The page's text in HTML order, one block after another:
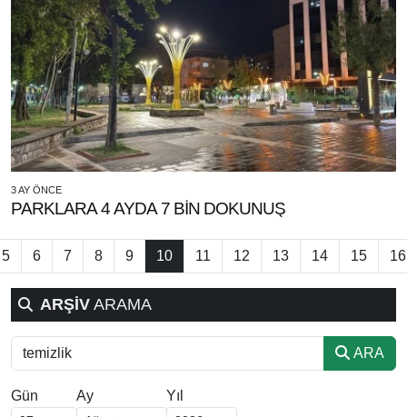
3 AY ÖNCE
PARKLARA 4 AYDA 7 BİN DOKUNUŞ
5 6 7 8 9 10 11 12 13 14 15 16
ARŞİV ARAMA
ARA
Gün Ay Yıl